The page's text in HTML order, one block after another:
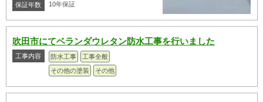
保証年数 10年保証
吹田市にてベランダウレタン防水工事を行いました
工事内容 防水工事
工事全般
その他の塗装
その他